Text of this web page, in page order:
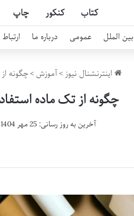
کتاب کنکور چاپ
بین الملل عمومی درباره ما
اینترنشنال نیوز>آموزش>چگونه
چگونه از تک ماده
آخرین به روز رسانی: 25 مهر 1404